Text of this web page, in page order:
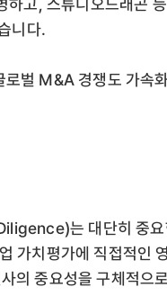
니다.
벌 M&A 경쟁도 가속
는 대단히 중요
가치평가에 직접적인
의 중요성을 구체적으로